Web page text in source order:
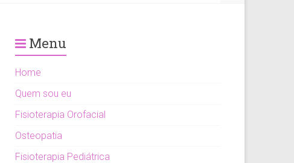
Menu
Home
Quem sou eu
Fisioterapia Orofacial
Osteopatia
Fisioterapia Pediátrica